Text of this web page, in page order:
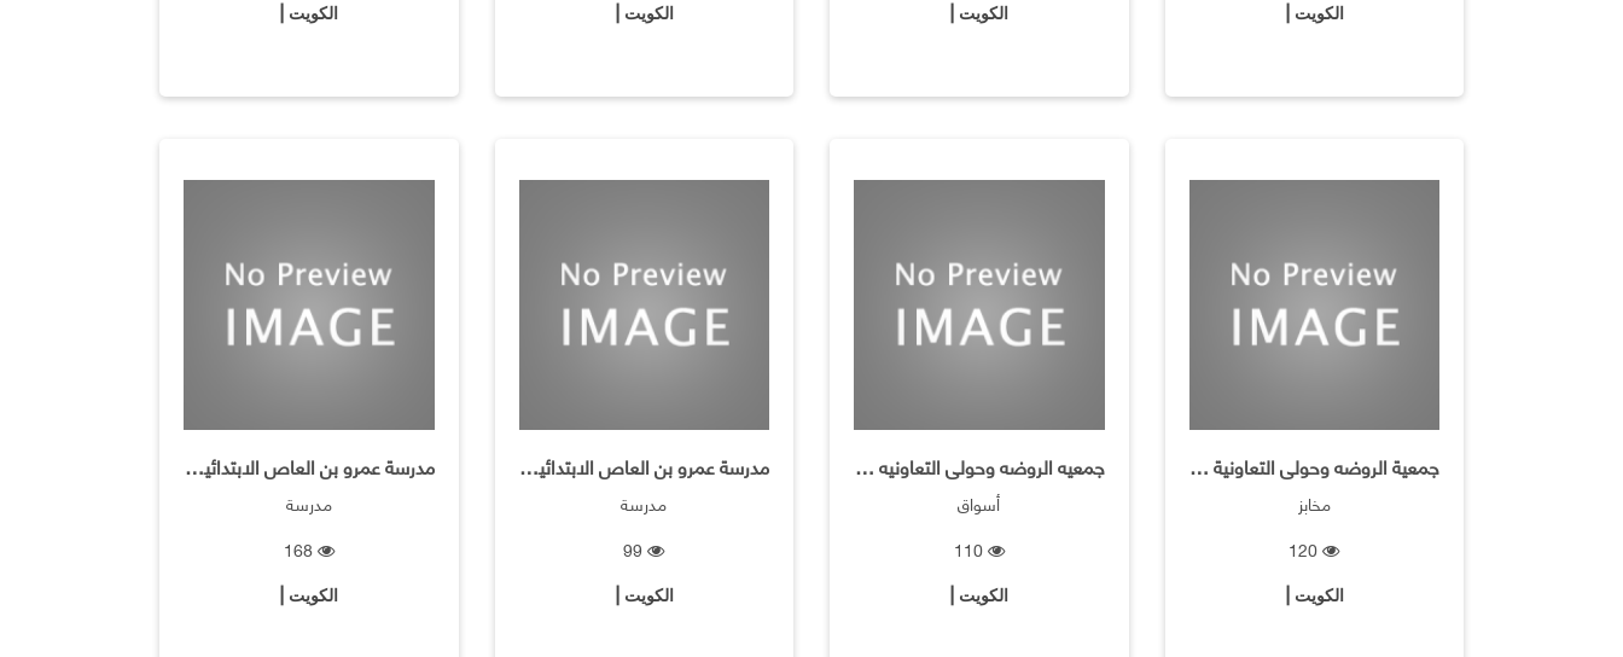
الكويت | الكويت | الكويت | الكويت |
جمعية الروضه وحولى التعاونية ـ فرع مخبز التنور
مخابز
120
الكويت |
جمعيه الروضه وحولى التعاونيه ـ فرع البقاله
أسواق
110
الكويت |
مدرسة عمرو بن العاص الابتدائية بنين
مدرسة
99
الكويت |
مدرسة عمرو بن العاص الابتدائية بنين
مدرسة
168
الكويت |